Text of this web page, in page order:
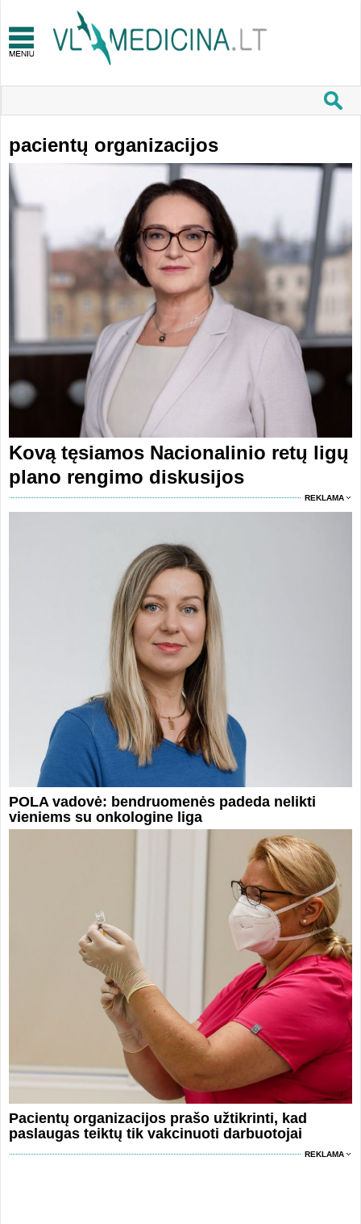
pacientų organizacijos
Kovą tęsiamos Nacionalinio retų ligų
plano rengimo diskusijos
REKLAMA
POLA vadovė: bendruomenės padeda nelikti
vieniems su onkologine liga
Pacientų organizacijos prašo užtikrinti, kad
paslaugas teiktų tik vakcinuoti darbuotojai
REKLAMA